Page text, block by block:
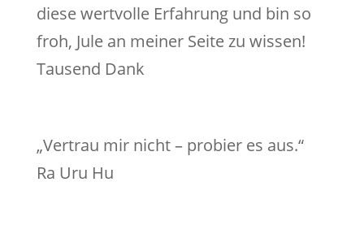
diese wertvolle Erfahrung und bin so
froh, Jule an meiner Seite zu wissen!
Tausend Dank
„Vertrau mir nicht – probier es aus.“
Ra Uru Hu